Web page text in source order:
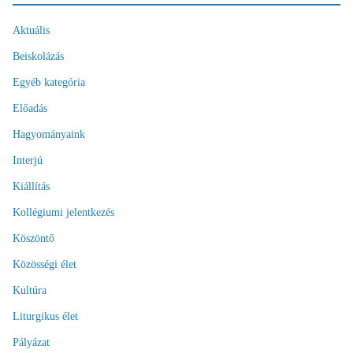
Aktuális
Beiskolázás
Egyéb kategória
Előadás
Hagyományaink
Interjú
Kiállítás
Kollégiumi jelentkezés
Köszöntő
Közösségi élet
Kultúra
Liturgikus élet
Pályázat